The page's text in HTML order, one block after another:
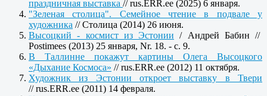
праздничная выставка // rus.ERR.ee (2025) 6 января.
"Зеленая столица". Семейное чтение в подвале у
художника // Столица (2014) 26 июня.
Высоцкий - космист из Эстонии / Андрей Бабин //
Postimees (2013) 25 января, Nr. 18. - c. 9.
В Таллинне покажут картины Олега Высоцкого
«Дыхание Космоса» // rus.ERR.ee (2012) 11 октября.
Художник из Эстонии откроет выставку в Твери
// rus.ERR.ee (2011) 14 февраля.